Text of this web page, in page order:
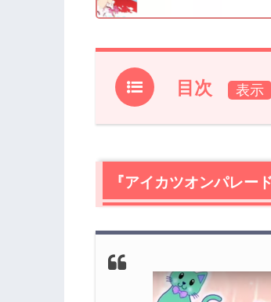
目次
1.『アイカツオンパレー
2.1美組のドレスショー
2.2『アイカツスターズ
2.6エンディングがまさ
『アイカツオンパレー